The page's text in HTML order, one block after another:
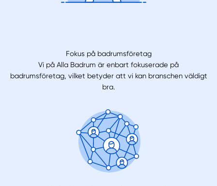
Fokus på badrumsföretag
Vi på Alla Badrum är enbart fokuserade på
badrumsföretag, vilket betyder att vi kan branschen väldigt
bra.